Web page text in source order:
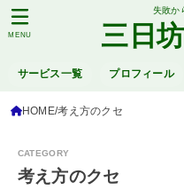
失敗か
三日
サービス一覧 プロフィール
MENU
HOME 考え方のクセ
考え方のクセ